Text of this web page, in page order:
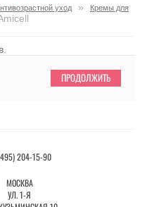
уход »
Кремы для
ПРОДОЛЖИТЬ
204-15-90
МОСКВА
УЛ. 1-Я